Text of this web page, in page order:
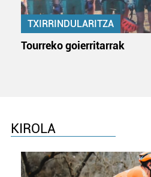
TXIRRINDULARITZA
Tourreko goierritarrak
KIROLA